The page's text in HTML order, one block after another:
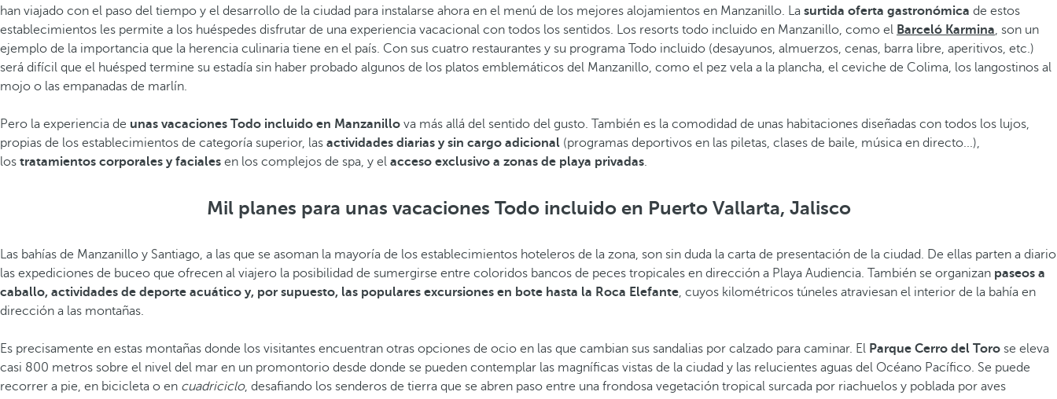
han viajado con el paso del tiempo y el desarrollo de la ciudad para instalarse ahora en el menú de los mejores alojamientos en Manzanillo. La surtida oferta gastronómica de estos
establecimientos les permite a los huéspedes disfrutar de una experiencia vacacional con todos los sentidos. Los resorts todo incluido en Manzanillo, como el Barceló Karmina, son un
ejemplo de la importancia que la herencia culinaria tiene en el país. Con sus cuatro restaurantes y su programa Todo incluido (desayunos, almuerzos, cenas, barra libre, aperitivos, etc.)
será difícil que el huésped termine su estadía sin haber probado algunos de los platos emblemáticos del Manzanillo, como el pez vela a la plancha, el ceviche de Colima, los langostinos al
mojo o las empanadas de marlín.
Pero la experiencia de unas vacaciones Todo incluido en Manzanillo va más allá del sentido del gusto. También es la comodidad de unas habitaciones diseñadas con todos los lujos,
propias de los establecimientos de categoría superior, las actividades diarias y sin cargo adicional (programas deportivos en las piletas, clases de baile, música en directo...),
los tratamientos corporales y faciales en los complejos de spa, y el acceso exclusivo a zonas de playa privadas.
Mil planes para unas vacaciones Todo incluido en Puerto Vallarta, Jalisco
Las bahías de Manzanillo y Santiago, a las que se asoman la mayoría de los establecimientos hoteleros de la zona, son sin duda la carta de presentación de la ciudad. De ellas parten a diario
las expediciones de buceo que ofrecen al viajero la posibilidad de sumergirse entre coloridos bancos de peces tropicales en dirección a Playa Audiencia. También se organizan paseos a
caballo, actividades de deporte acuático y, por supuesto, las populares excursiones en bote hasta la Roca Elefante, cuyos kilométricos túneles atraviesan el interior de la bahía en
dirección a las montañas.
Es precisamente en estas montañas donde los visitantes encuentran otras opciones de ocio en las que cambian sus sandalias por calzado para caminar. El Parque Cerro del Toro se eleva
casi 800 metros sobre el nivel del mar en un promontorio desde donde se pueden contemplar las magníficas vistas de la ciudad y las relucientes aguas del Océano Pacífico. Se puede
recorrer a pie, en bicicleta o en cuadriciclo, desafiando los senderos de tierra que se abren paso entre una frondosa vegetación tropical surcada por riachuelos y poblada por aves